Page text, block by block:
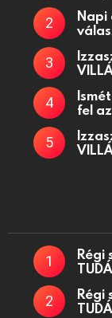
Napi
fel
Régi
Régi